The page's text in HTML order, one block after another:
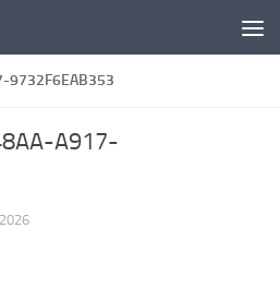
9732F6EAB353
A917-